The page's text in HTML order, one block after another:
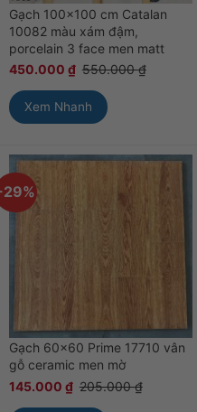
Gạch 100×100 cm Catalan
10082 màu xám đậm,
porcelain 3 face men matt
450.000 ₫ 550.000₫
Xem Nhanh
Gạch 60×60 Prime 17710 vân
gỗ ceramic men mờ
145.000 ₫ 205.000₫